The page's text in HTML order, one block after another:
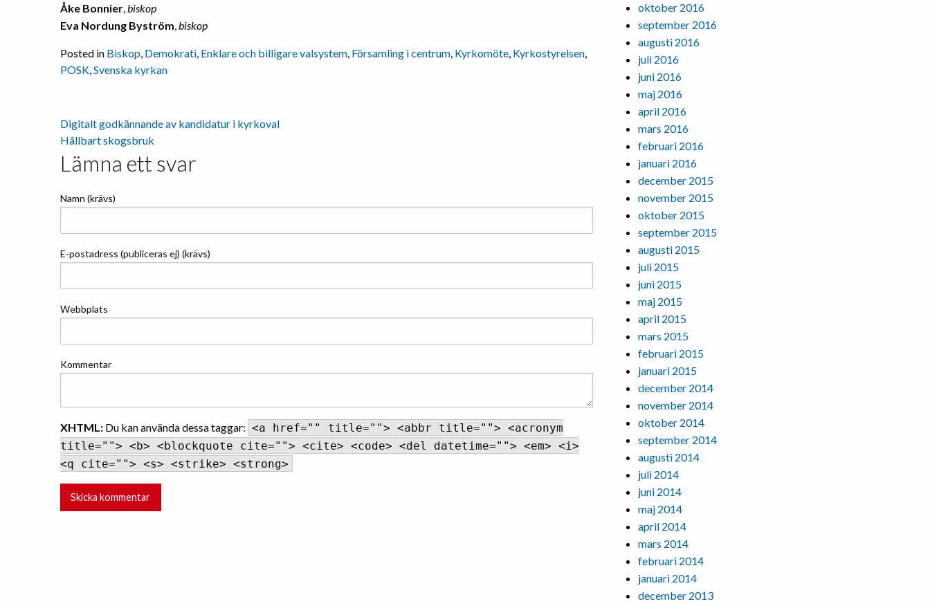
Åke Bonnier biskop
Eva Nordung Byström biskop
Posted in Biskop Demokrati Enklare och billigare valsystem Församling i centrum Kyrkomöte Kyrkostyrelsen
POSK Svenska kyrkan
Inläggsnavigering
Digitalt godkännande av kandidatur i kyrkoval
Hållbart skogsbruk
Lämna ett svar
Namn (krävs)
E-postadress (publiceras ej) (krävs)
Webbplats
Kommentar
XHTML: Du kan använda dessa taggar: <a href="" title=""> <abbr title=""> <acronym
title=""> <b> <blockquote cite=""> <cite> <code> <del datetime=""> <em> <i>
<q cite=""> <s> <strike> <strong>
oktober 2016
september 2016
augusti 2016
juli 2016
juni 2016
maj 2016
april 2016
mars 2016
februari 2016
januari 2016
december 2015
november 2015
oktober 2015
september 2015
augusti 2015
juli 2015
juni 2015
maj 2015
april 2015
mars 2015
februari 2015
januari 2015
december 2014
november 2014
oktober 2014
september 2014
augusti 2014
juli 2014
juni 2014
maj 2014
april 2014
mars 2014
februari 2014
januari 2014
december 2013